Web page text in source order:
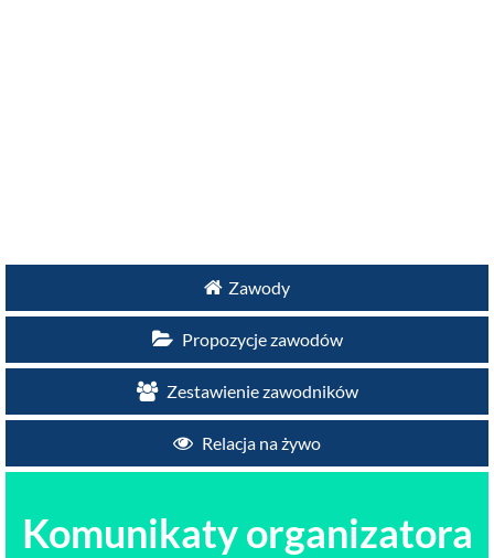
Zawody
Propozycje zawodów
Zestawienie zawodników
Relacja na żywo
Komunikaty organizatora